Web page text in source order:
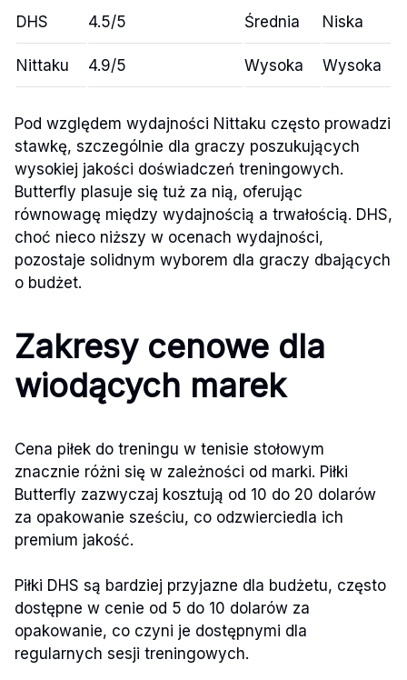
DHS 4.5/5 Średnia Niska
Nittaku 4.9/5 Wysoka Wysoka
Pod względem wydajności Nittaku często prowadzi
stawkę, szczególnie dla graczy poszukujących
wysokiej jakości doświadczeń treningowych.
Butterfly plasuje się tuż za nią, oferując
równowagę między wydajnością a trwałością. DHS,
choć nieco niższy w ocenach wydajności,
pozostaje solidnym wyborem dla graczy dbających
o budżet.
Zakresy cenowe dla
wiodących marek
Cena piłek do treningu w tenisie stołowym
znacznie różni się w zależności od marki. Piłki
Butterfly zazwyczaj kosztują od 10 do 20 dolarów
za opakowanie sześciu, co odzwierciedla ich
premium jakość.
Piłki DHS są bardziej przyjazne dla budżetu, często
dostępne w cenie od 5 do 10 dolarów za
opakowanie, co czyni je dostępnymi dla
regularnych sesji treningowych.